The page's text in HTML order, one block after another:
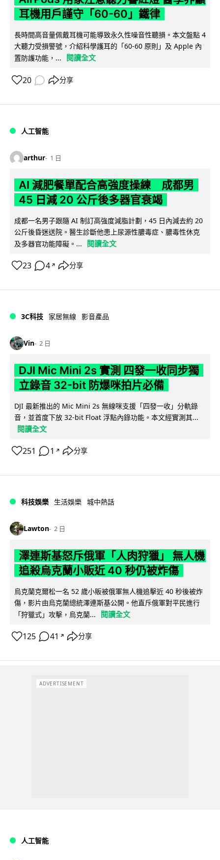
耳機用戶謹守「60-60」鐵律
長時間高音量佩戴耳機可能導致永久性噪音性聽損。本文盤點 4
大聽力受損警號，介紹科學護耳的「60-60 原則」及 Apple 內
置防護功能，...
閱讀全文
20 分享
人工智能
arthur 1 日
AI 減肥餐單配合高強度操練 成都男
45 日減 20 公斤後多器官衰竭
成都一名男子跟隨 AI 制訂高強度減脂計劃，45 日內減去約 20
公斤後昏迷送院。醫生診斷他患上尿源性膿毒症、膿毒性休克
及多器官功能障礙。...
閱讀全文
23 4 ↗ 分享
3C科技 家居無線 影音產品
Vin 2 日
DJI Mic Mini 2s 實測 四發一收同步獨
立錄音 32-bit 防爆咪拍片必備
DJI 最新推出的 Mic Mini 2s 無線咪支援「四發一收」分軌錄
音，並首度下放 32-bit Float 浮點內錄功能。本文經實測其...
閱讀全文
251 1 ↗ 分享
科技娛樂 生活娛樂 城中熱話
Lawton 2 日
澤連斯基怒斥俄軍「人肉狩獵」 無人機
追殺烏克蘭小販近 40 秒仍被炸傷
烏克蘭克爾松一名 52 歲小販被俄軍無人機追擊近 40 秒後被炸
傷，影片由烏克蘭總統澤連斯基公開。他直斥俄軍對平民進行
「狩獵式」攻擊，烏克蘭...
閱讀全文
125 41 ↗ 分享
ADVERTISEMENT
人工智能